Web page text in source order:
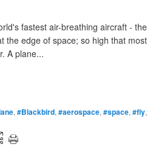
fastest air-breathing aircraft - the
the edge of space; so high that most
A plane...
, #Blackbird, #aerospace, #space, #fly,